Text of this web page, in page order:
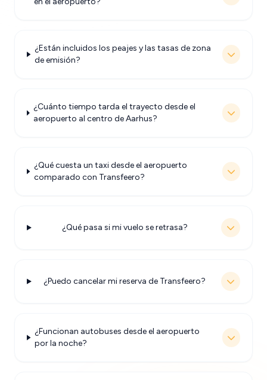
¿Están incluidos los peajes y las tasas de zona
de emisión?
¿Cuánto tiempo tarda el trayecto desde el
aeropuerto al centro de Aarhus?
¿Qué cuesta un taxi desde el aeropuerto
comparado con Transfeero?
¿Qué pasa si mi vuelo se retrasa?
¿Puedo cancelar mi reserva de Transfeero?
¿Funcionan autobuses desde el aeropuerto
por la noche?